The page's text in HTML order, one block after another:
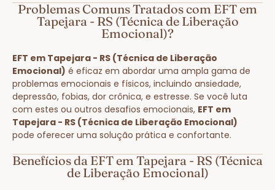
Problemas Comuns Tratados com EFT em
Tapejara - RS (Técnica de Liberação
Emocional)?
EFT em Tapejara - RS (Técnica de Liberação
Emocional) é eficaz em abordar uma ampla gama de
problemas emocionais e físicos, incluindo ansiedade,
depressão, fobias, dor crônica, e estresse. Se você luta
com estes ou outros desafios emocionais, EFT em
Tapejara - RS (Técnica de Liberação Emocional)
pode oferecer uma solução prática e confortante.
Benefícios da EFT em Tapejara - RS (Técnica
de Liberação Emocional)